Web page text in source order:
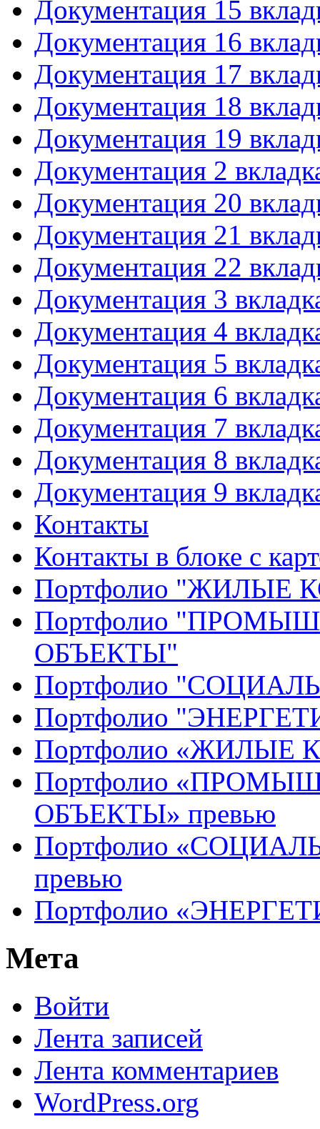
Документация 15
Документация 16
Документация 17
Документация 18
Документация 19
Документация 2
Документация 20
Документация 21
Документация 22
Документация 3
Документация 4
Документация 5
Документация 6
Документация 7
Документация 8
Документация 9
Контакты
Контакты в блоке с
Портфолио "ЖИЛЫЕ
Портфолио
ОБЪЕКТЫ"
Портфолио
Портфолио
Портфолио «ЖИЛЫЕ
Портфолио
ОБЪЕКТЫ» превью
Портфолио
превью
Портфолио
Мета
Войти
Лента записей
Лента комментариев
WordPress.org